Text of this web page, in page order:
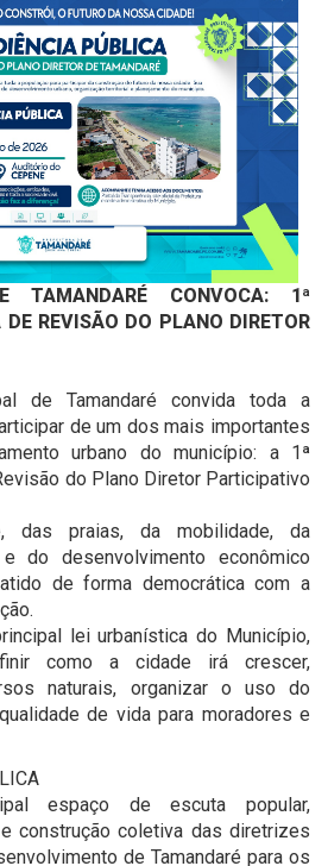
TAMANDARÉ CONVOCA: 1ª
REVISÃO DO PLANO DIRETOR
de Tamandaré convida toda a
de um dos mais importantes
urbano do município: a 1ª
do Plano Diretor Participativo
das praias, da mobilidade, da
e do desenvolvimento econômico
de forma democrática com a
lei urbanística do Município,
como a cidade irá crescer,
naturais, organizar o uso do
de vida para moradores e
espaço de escuta popular,
construção coletiva das diretrizes
de Tamandaré para os